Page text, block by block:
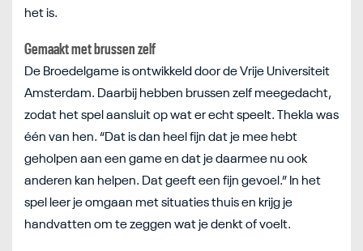
het is.
Gemaakt met brussen zelf
De Broedelgame is ontwikkeld door de Vrije Universiteit
Amsterdam. Daarbij hebben brussen zelf meegedacht,
zodat het spel aansluit op wat er echt speelt. Thekla was
één van hen. “Dat is dan heel fijn dat je mee hebt
geholpen aan een game en dat je daarmee nu ook
anderen kan helpen. Dat geeft een fijn gevoel.” In het
spel leer je omgaan met situaties thuis en krijg je
handvatten om te zeggen wat je denkt of voelt.